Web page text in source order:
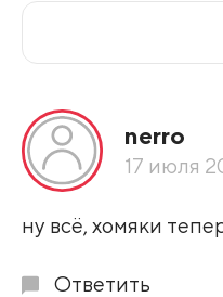
По
nerro
17 июля
ну всё, хомяки
Ответить